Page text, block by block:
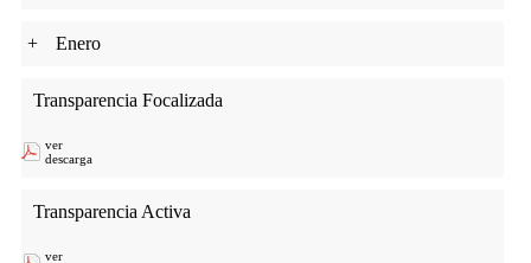
+ Enero
Transparencia Focalizada
ver
descarga
Transparencia Activa
ver